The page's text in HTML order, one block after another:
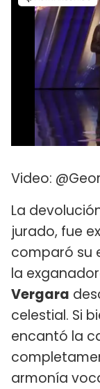
Video:
La
jurado, fue
comparó su
la
Vergara
celestial. Si
encantó la
armonía